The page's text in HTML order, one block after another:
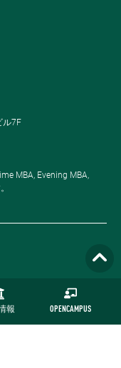
報 OPENCAMPUS
ル7F
MBA, Evening MBA,